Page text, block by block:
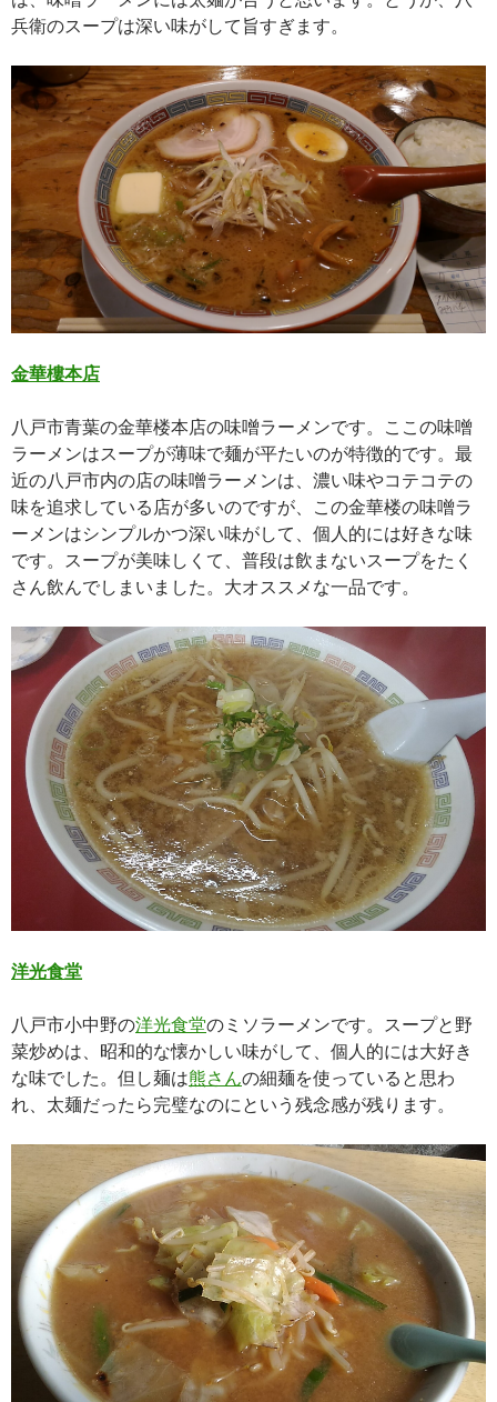
兵衛のスープは深い味がして旨すぎます。
金華樓本店
八戸市青葉の金華楼本店の味噌ラーメンです。ここの味噌
ラーメンはスープが薄味で麺が平たいのが特徴的です。最
近の八戸市内の店の味噌ラーメンは、濃い味やコテコテの
味を追求している店が多いのですが、この金華楼の味噌ラ
ーメンはシンプルかつ深い味がして、個人的には好きな味
です。スープが美味しくて、普段は飲まないスープをたく
さん飲んでしまいました。大オススメな一品です。
洋光食堂
八戸市小中野の洋光食堂のミソラーメンです。スープと野
菜炒めは、昭和的な懐かしい味がして、個人的には大好き
な味でした。但し麺は熊さん の細麺を使っていると思わ
れ、太麺だったら完璧なのにという残念感が残ります。